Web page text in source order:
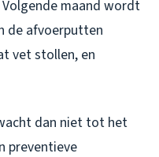
maand wordt
de afvoerputten
vet stollen, en
dan niet tot het
preventieve